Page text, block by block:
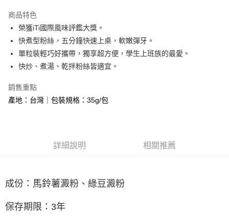
街口支付
悠遊付
Google Pay
大哥付你分期
相關說明
法說明評估內容。
【繳款方式說明】
醒簡訊。
AFTEE先享後付是「在收到商品之後才付款」的支付方式。 讓您購物簡單
３．安心：先確認商品／服務後，再付款。
【「AFTEE先享後付」結帳流程】
１．於結帳方式選擇「AFTEE先享後付」後，將跳轉至「AFTEE先享後付」
運送方式
7-11常溫超取(預計3-5天)(購買金額最高到2999元，超過請選
商品特色
榮獲iTi國際風味評鑑大獎。
快煮型粉絲，五分鐘快速上桌，軟嫩彈牙。
單粒裝輕巧好攜帶，獨享超方便，學生上班族的最愛。
快炒、煮湯、乾拌粉絲皆適宜。
銷售重點
產地：台灣｜包裝規格：35g/包
詳細說明 相關推薦
成份：馬鈴薯澱粉、綠豆澱粉
保存期限：3年